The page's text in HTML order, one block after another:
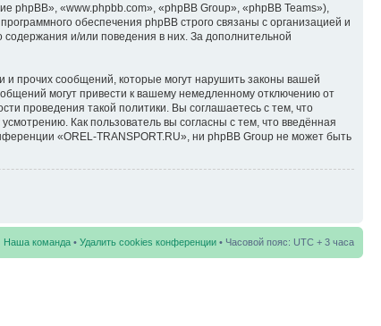
«www.phpbb.com», «phpBB Group», «phpBB Teams»),
обеспечения phpBB строго связаны с организацией и
и/или поведения в них. За дополнительной
прочих сообщений, которые могут нарушить законы вашей
могут привести к вашему немедленному отключению от
проведения такой политики. Вы соглашаетесь с тем, что
Как пользователь вы согласны с тем, что введённая
«OREL-TRANSPORT.RU», ни phpBB Group не может быть
Наша команда • Удалить cookies конференции • Часовой пояс: UTC + 3 часа